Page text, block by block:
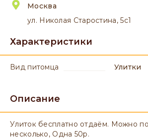
Москва
ул. Николая Старостина, 5с1
Характеристики
вид питомца Улитки
Описание
Улиток бесплатно отдаём. Можно
несколько, Одна 50р.